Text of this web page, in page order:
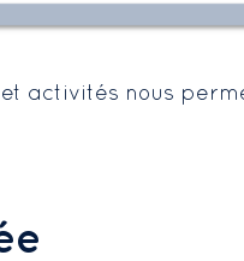
activités nous